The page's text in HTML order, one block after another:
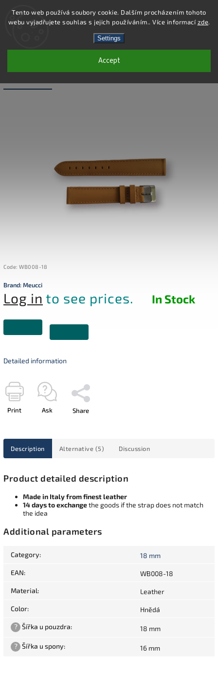
Tento web používá soubory cookie. Dalším procházením tohoto
webu vyjadřujete souhlas s jejich používáním.. Více informacízde.
Settings
Accept
Search
WB008-18 - LEATHER BAND - BEIGE -
Code: WB008-18
Brand:Meucci
Log in to see prices. In Stock
Detailed information
Print Ask Share
Description Alternative (5) Discussion
Product detailed description
Made in Italy from finest leather
14 days to exchangethe goods if the strap does not match
the idea
Additional parameters
Category: 18 mm
EAN: WB008-18
Material: Leather
Color: Hnědá
? Šířka u pouzdra: 18 mm
? Šířka u spony: 16 mm